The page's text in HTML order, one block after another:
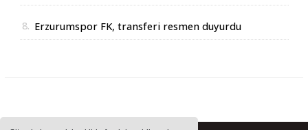
8. Erzurumspor FK, transferi resmen duyurdu